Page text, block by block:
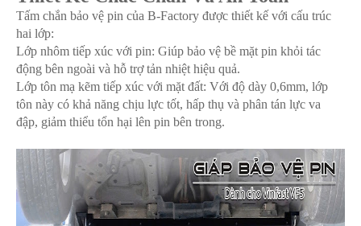
Tấm chắn bảo vệ pin của B-Factory được thiết kế với cấu trúc
hai lớp:​
Lớp nhôm tiếp xúc với pin: Giúp bảo vệ bề mặt pin khỏi tác
động bên ngoài và hỗ trợ tản nhiệt hiệu quả.​
Lớp tôn mạ kẽm tiếp xúc với mặt đất: Với độ dày 0,6mm, lớp
tôn này có khả năng chịu lực tốt, hấp thụ và phân tán lực va
đập, giảm thiểu tổn hại lên pin bên trong.